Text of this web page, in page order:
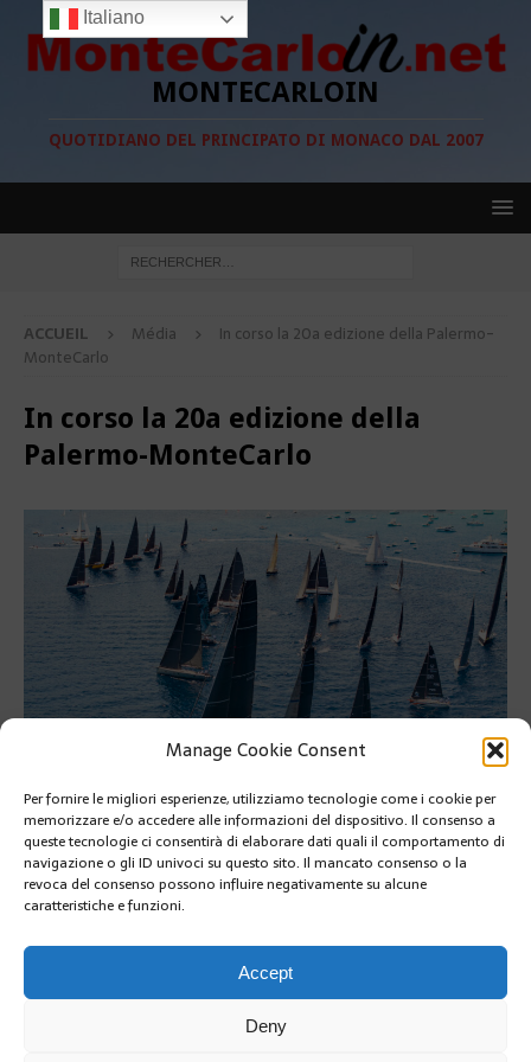
Manage Cookie Consent
Per fornire le migliori esperienze, utilizziamo tecnologie come i cookie per
memorizzare e/o accedere alle informazioni del dispositivo. Il consenso a
queste tecnologie ci consentirà di elaborare dati quali il comportamento di
navigazione o gli ID univoci su questo sito. Il mancato consenso o la
revoca del consenso possono influire negativamente su alcune
caratteristiche e funzioni.
Accept
Deny
MONTECARLOIN
QUOTIDIANO DEL PRINCIPATO DI MONACO DAL 2007
ACCUEIL Média
In corso la 20a edizione della Palermo-
MonteCarlo
In corso la 20a edizione della
Palermo-MonteCarlo
In corso la 20a edizione della Palermo-MonteCarlo
In corso la 20a edizione della Palermo-MonteCarlo
Italiano